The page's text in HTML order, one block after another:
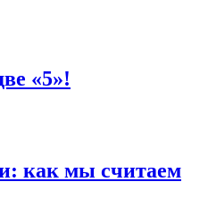
«5»!
как мы считаем